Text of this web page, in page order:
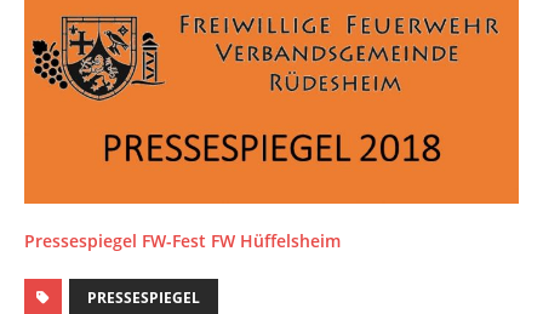
Pressespiegel FW-Fest FW Hüffelsheim
PRESSESPIEGEL